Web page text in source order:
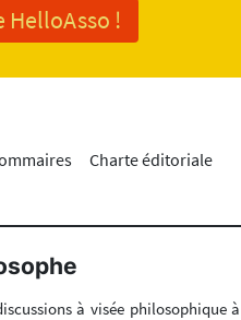
HelloAsso !
Charte éditoriale
à visée philosophique